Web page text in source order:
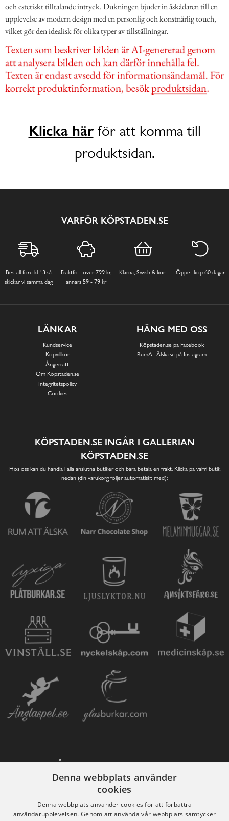
och estetiskt tilltalande intryck. Dukningen bjuder in åskådaren till en
upplevelse av modern design med en personlig och konstnärlig touch,
vilket gör den idealisk för olika typer av tillställningar.
Klicka härför att komma till
produktsidan.
VARFÖR KÖPSTADEN.SE
Beställ före kl 13 så
skickar vi samma dag
Fraktfritt över 799 kr,
annars 59 - 79 kr
Klarna, Swish & kort Öppet köp 60 dagar
LÄNKAR
Kundservice
Köpvillkor
Ångerrätt
Om Köpstaden.se
Integritetspolicy
Cookies
HÄNG MED OSS
Köpstaden.se på Facebook
RumAttÄlska.se på Instagram
KÖPSTADEN.SE INGÅR I GALLERIAN
KÖPSTADEN.SE
Hos oss kan du handla i alla anslutna butiker och bara betala en frakt. Klicka på valfri butik
nedan (din varukorg följer automatiskt med):
VÅRA SAMARBETSPARTNERS
Denna webbplats använder
cookies
Denna webbplats använder cookies för att förbättra
användarupplevelsen. Genom att använda vår webbplats samtycker